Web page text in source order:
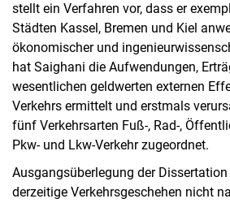
stellt ein Verfahren vor, dass er
Städten Kassel, Bremen und Kiel
ökonomischer und
hat Saighani die Aufwendungen,
wesentlichen geldwerten externen
Verkehrs ermittelt und erstmals
fünf Verkehrsarten Fuß-, Rad-,
Pkw- und Lkw-Verkehr zugeordnet.
Ausgangsüberlegung der
derzeitige Verkehrsgeschehen nicht